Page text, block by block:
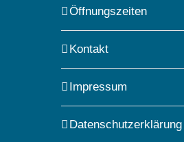
Öffnungszeiten
Kontakt
Impressum
Datenschutzerklärung